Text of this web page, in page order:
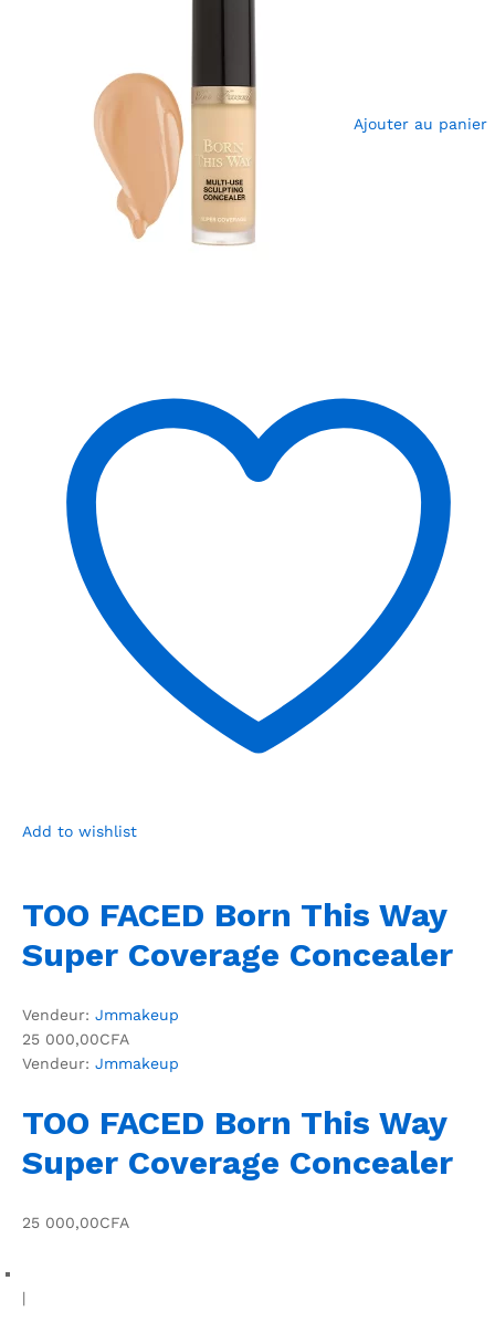
Ajouter au panier
Add to wishlist
TOO FACED Born This Way
Super Coverage Concealer
Vendeur: Jmmakeup
25 000,00CFA
Vendeur: Jmmakeup
TOO FACED Born This Way
Super Coverage Concealer
25 000,00CFA
|